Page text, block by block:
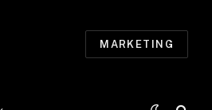
MARKETING